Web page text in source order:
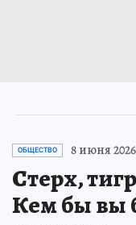
ОБЩЕСТВО 8 июня
Стерх,
Кем бы вы